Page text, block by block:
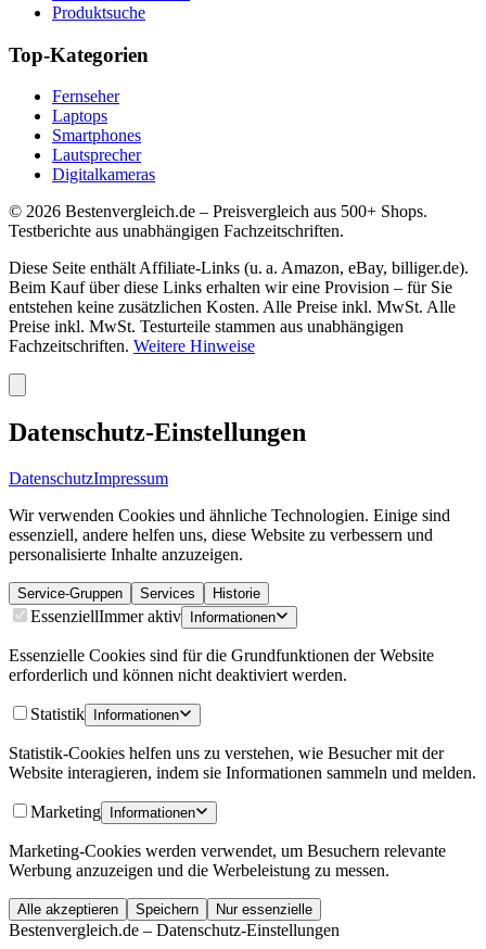
Produktsuche
Top-Kategorien
Fernseher
Laptops
Smartphones
Lautsprecher
Digitalkameras
© 2026 Bestenvergleich.de – Preisvergleich aus 500+ Shops.
Testberichte aus unabhängigen Fachzeitschriften.
Diese Seite enthält Affiliate-Links (u. a. Amazon, eBay, billiger.de).
Beim Kauf über diese Links erhalten wir eine Provision – für Sie
entstehen keine zusätzlichen Kosten. Alle Preise inkl. MwSt. Alle
Preise inkl. MwSt. Testurteile stammen aus unabhängigen
Fachzeitschriften. Weitere Hinweise
Datenschutz-Einstellungen
DatenschutzImpressum
Wir verwenden Cookies und ähnliche Technologien. Einige sind
essenziell, andere helfen uns, diese Website zu verbessern und
personalisierte Inhalte anzuzeigen.
Service-Gruppen Services Historie
EssenziellImmer aktiv Informationen
Essenzielle Cookies sind für die Grundfunktionen der Website
erforderlich und können nicht deaktiviert werden.
Statistik Informationen
Statistik-Cookies helfen uns zu verstehen, wie Besucher mit der
Website interagieren, indem sie Informationen sammeln und melden.
Marketing Informationen
Marketing-Cookies werden verwendet, um Besuchern relevante
Werbung anzuzeigen und die Werbeleistung zu messen.
Alle akzeptieren Speichern Nur essenzielle
Bestenvergleich.de – Datenschutz-Einstellungen